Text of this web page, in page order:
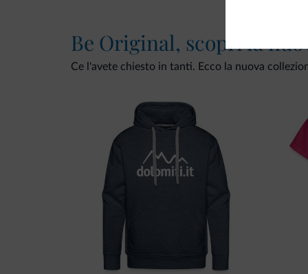
Be Original, scopri la
Ce l'avete chiesto in tanti. Ecco la nuova